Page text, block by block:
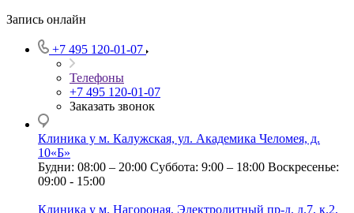
Запись онлайн
+7 495 120-01-07
Телефоны
+7 495 120-01-07
Заказать звонок
Клиника у м. Калужская, ул. Академика Челомея, д.
10«Б»
Будни: 08:00 – 20:00 Суббота: 9:00 – 18:00 Воскресенье:
09:00 - 15:00
Клиника у м. Нагороная, Электролитный пр-д, д.7, к.2,